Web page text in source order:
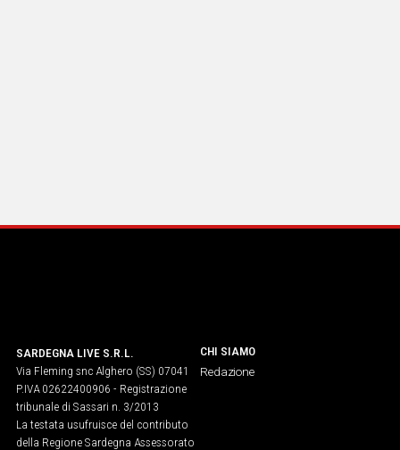
SARDEGNA LIVE S.R.L.
Via Fleming snc Alghero (SS) 07041
P.IVA 02622400906 - Registrazione
tribunale di Sassari n. 3/2013
La testata usufruisce del contributo
della Regione Sardegna Assessorato
CHI SIAMO
Redazione